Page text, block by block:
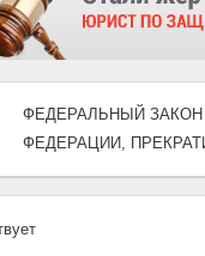
ФЕДЕРАЛЬНЫЙ ЗАКОН
ФЕДЕРАЦИИ,